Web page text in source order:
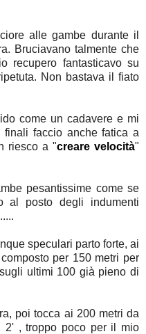
alle gambe durante il
Bruciavano talmente che
recupero fantasticavo su
Non bastava il fiato
come un cadavere e mi
faccio anche fatica a
riesco a "creare velocità"
pesantissime come se
al posto degli indumenti
speculari parto forte, ai
per 150 metri per
ultimi 100 già pieno di
poi tocca ai 200 metri da
2' , troppo poco per il mio